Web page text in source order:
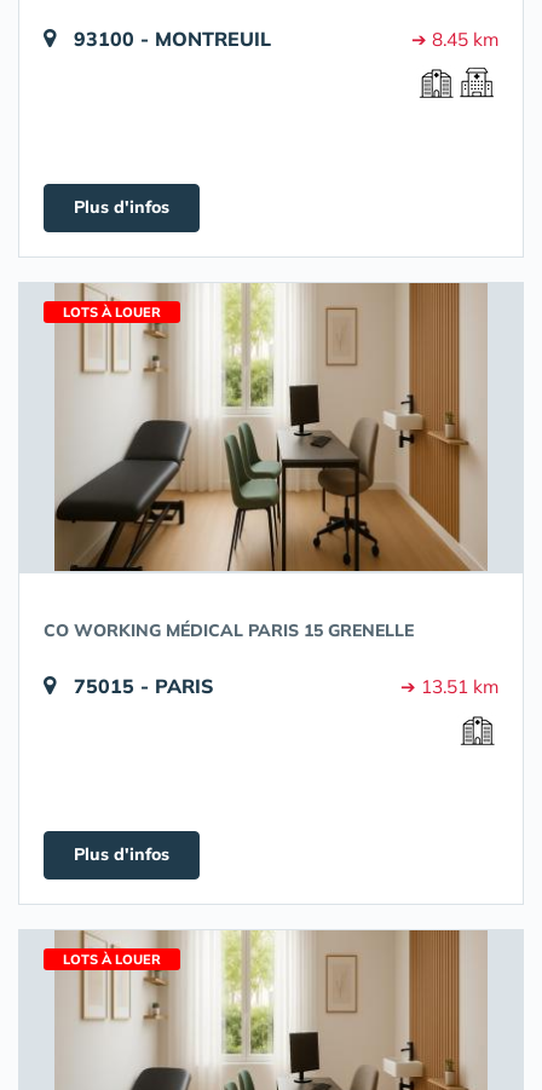
93100 - MONTREUIL ➔ 8.45 km
Plus d'infos
LOTS À LOUER
CO WORKING MÉDICAL PARIS 15 GRENELLE
75015 - PARIS ➔ 13.51 km
Plus d'infos
LOTS À LOUER